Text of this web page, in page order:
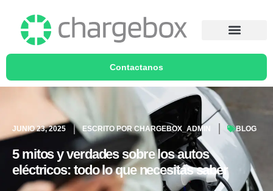
Contactanos
JUNIO 23, 2025 ESCRITO PORCHARGEBOX_ADMIN BLOG
5 mitos y verdades sobre los autos
eléctricos: todo lo que necesitás saber